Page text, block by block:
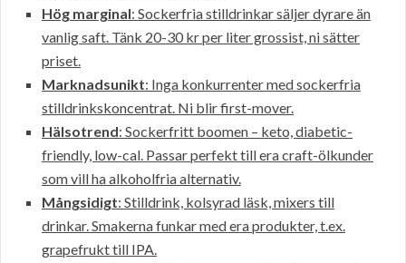
Hög marginal: Sockerfria stilldrinkar säljer dyrare än
vanlig saft. Tänk 20-30 kr per liter grossist, ni sätter
priset.
Marknadsunikt: Inga konkurrenter med sockerfria
stilldrinkskoncentrat. Ni blir first-mover.
Hälsotrend: Sockerfritt boomen – keto, diabetic-
friendly, low-cal. Passar perfekt till era craft-ölkunder
som vill ha alkoholfria alternativ.
Mångsidigt: Stilldrink, kolsyrad läsk, mixers till
drinkar. Smakerna funkar med era produkter, t.ex.
grapefrukt till IPA.